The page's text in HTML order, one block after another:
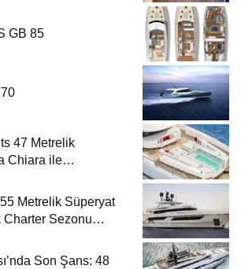
GB 85
47 Metrelik
Chiara ile
Metrelik Süperyat
Charter Sezonu
Son Şans: 48